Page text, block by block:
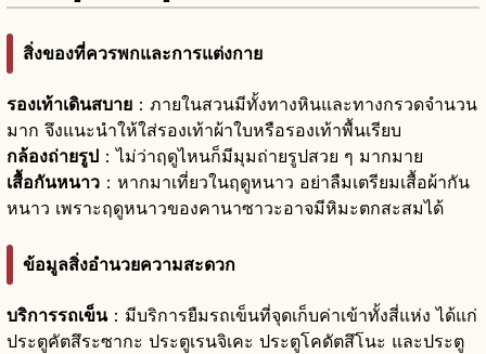
สิ่งของที่ควรพกและการแต่งกาย
รองเท้าเดินสบาย ：ภายในสวนมีทั้งทางหินและทางกรวดจำนวน
มาก จึงแนะนำให้ใส่รองเท้าผ้าใบหรือรองเท้าพื้นเรียบ
กล้องถ่ายรูป ：ไม่ว่าฤดูไหนก็มีมุมถ่ายรูปสวย ๆ มากมาย
เสื้อกันหนาว ：หากมาเที่ยวในฤดูหนาว อย่าลืมเตรียมเสื้อผ้ากัน
หนาว เพราะฤดูหนาวของคานาซาวะอาจมีหิมะตกสะสมได้
ข้อมูลสิ่งอำนวยความสะดวก
บริการรถเข็น：มีบริการยืมรถเข็นที่จุดเก็บค่าเข้าทั้งสี่แห่ง ได้แก่
ประตูคัตสึระซากะ ประตูเรนจิเคะ ประตูโคดัตสึโนะ และประตู